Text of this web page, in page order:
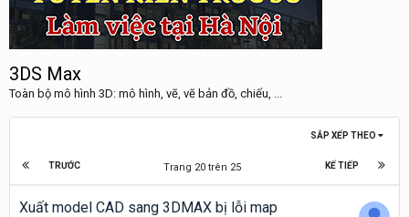
3DS Max
Toàn bộ mô hình 3D: mô hình, vẽ, vẽ bản đồ, chiếu, ...
SẮP XẾP THEO
TRƯỚC KẾ TIẾP
Trang 20 trên 25
Xuất model CAD sang 3DMAX bị lỗi map